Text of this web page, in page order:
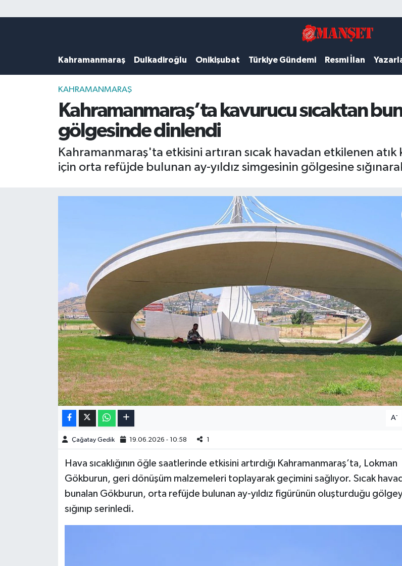
Kahramanmaraş Dulkadiroğlu Onikişubat Türkiye Gündemi Resmi İlan
KAHRAMANMARAŞ
Kahramanmaraş’ta kavurucu sıcaktan
gölgesinde dinlendi
Kahramanmaraş'ta etkisini artıran sıcak havadan etkilenen atık
için orta refüjde bulunan ay-yıldız simgesinin gölgesine
A-
Çağatay Gedik 19.06.2026 - 10:58 1
Hava sıcaklığının öğle saatlerinde etkisini artırdığı Kahramanmaraş’ta, Lokman
Gökburun, geri dönüşüm malzemeleri toplayarak geçimini sağlıyor. Sıcak
bunalan Gökburun, orta refüjde bulunan ay-yıldız figürünün oluşturduğu
sığınıp serinledi.
DULKADİROĞLU
KAHRAMANMARAŞ
ONİKİŞUBAT
ÖZEL HABER
Kahramanmaraş Hava Durumu
Kahramanmaraş Trafik Yoğunluk Haritası
Süper Lig Puan Durumu ve Fikstür
Tüm Manşetler
Son Dakika Haberleri